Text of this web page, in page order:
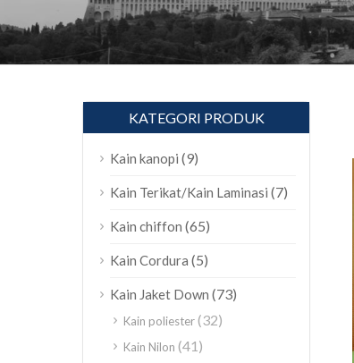
KATEGORI PRODUK
Kain kanopi (9)
Kain Terikat/Kain Laminasi (7)
Kain chiffon (65)
Kain Cordura (5)
Kain Jaket Down (73)
Kain poliester(32)
Kain Nilon (41)